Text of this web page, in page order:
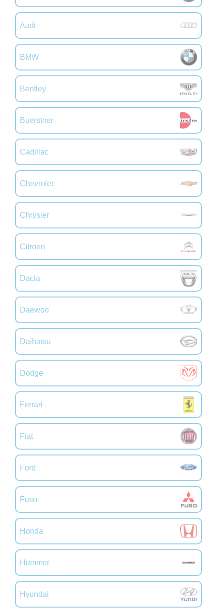
Audi
BMW
Bentley
Buerstner
Cadillac
Chevrolet
Chrysler
Citroen
Dacia
Daewoo
Daihatsu
Dodge
Ferrari
Fiat
Ford
Fuso
Honda
Hummer
Hyundai